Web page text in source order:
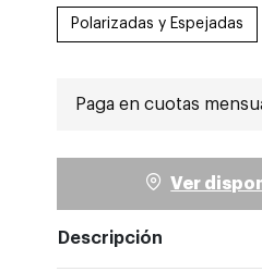
Polarizadas y Espejadas
Paga en cuotas
Ver
Descripción